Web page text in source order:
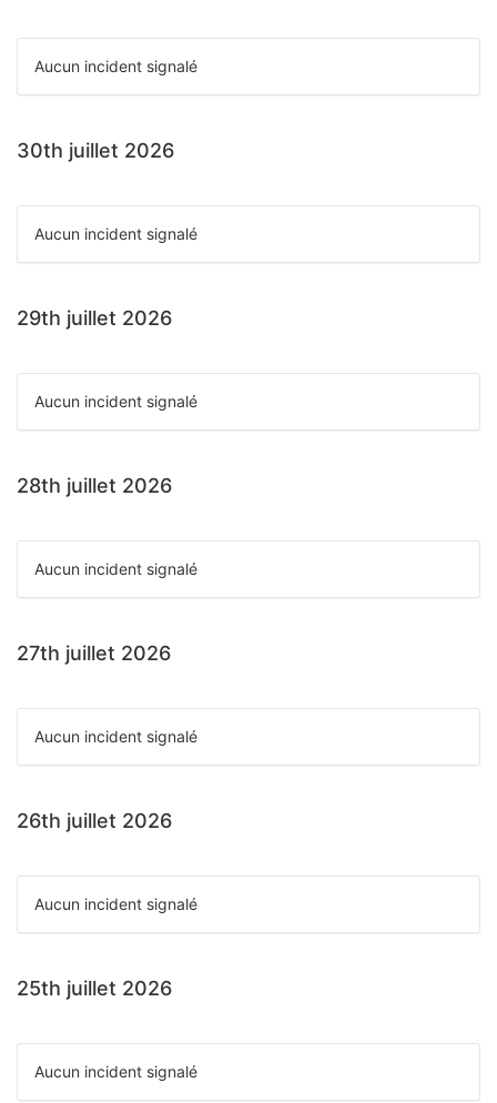
Aucun incident signalé
30th juillet 2026
Aucun incident signalé
29th juillet 2026
Aucun incident signalé
28th juillet 2026
Aucun incident signalé
27th juillet 2026
Aucun incident signalé
26th juillet 2026
Aucun incident signalé
25th juillet 2026
Aucun incident signalé